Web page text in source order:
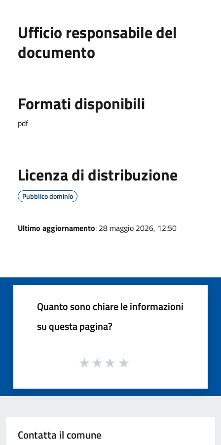
Ufficio responsabile del
documento
Formati disponibili
pdf
Licenza di distribuzione
Pubblico dominio
Ultimo aggiornamento: 28 maggio 2026, 12:50
Quanto sono chiare le informazioni
su questa pagina?
Contatta il comune